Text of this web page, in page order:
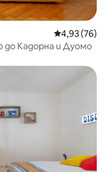
Средна
4,93 (76)
до Кадорна и Дуомо